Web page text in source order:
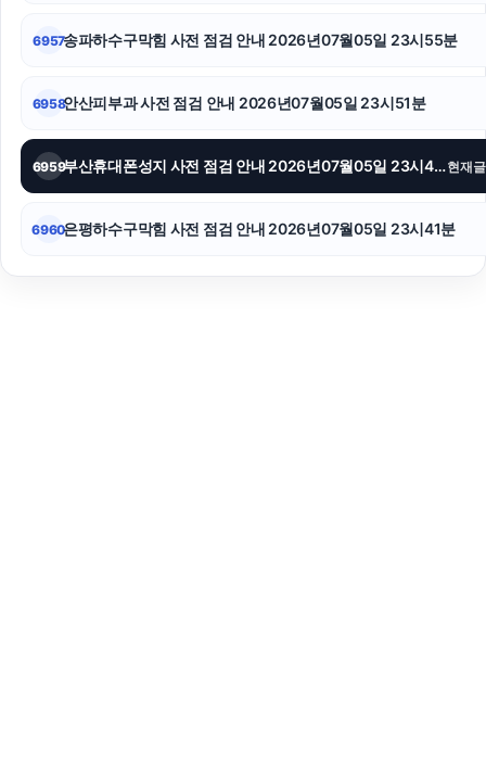
6957송파하수구막힘 사전 점검 안내 2026년07월05일 23시55분
6958안산피부과 사전 점검 안내 2026년07월05일 23시51분
6959 부산휴대폰성지 사전 점검 안내 2026년07월05일 23시47분현재글
6960은평하수구막힘 사전 점검 안내 2026년07월05일 23시41분